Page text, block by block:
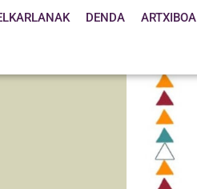
DENDA ARTXIBOA